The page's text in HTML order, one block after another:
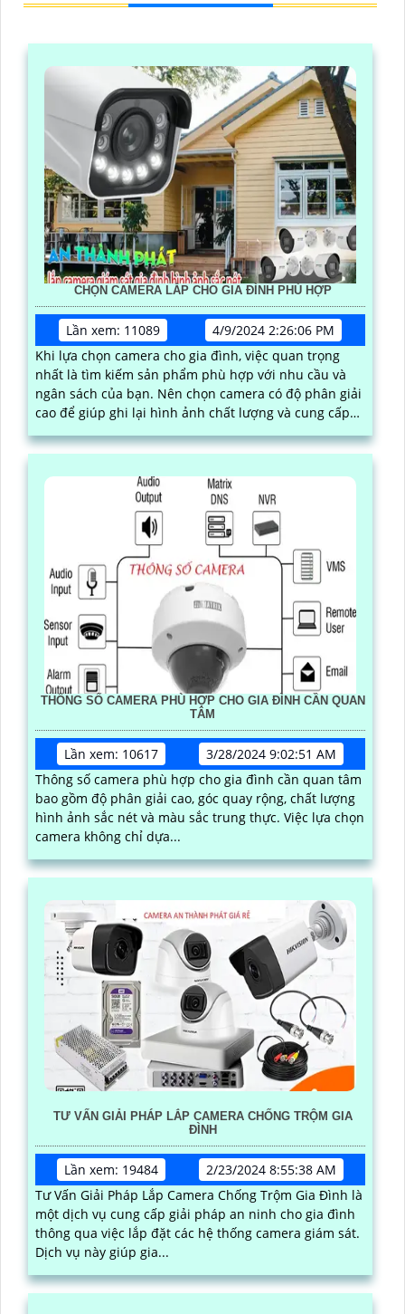
CHỌN CAMERA LẮP CHO GIA ĐÌNH PHÙ HỢP
Lần xem: 11089
4/9/2024 2:26:06 PM
Khi lựa chọn camera cho gia đình, việc quan trọng
nhất là tìm kiếm sản phẩm phù hợp với nhu cầu và
ngân sách của bạn. Nên chọn camera có độ phân giải
cao để giúp ghi lại hình ảnh chất lượng và cung cấp
đồng thời tính năng quan sát ban đêm
THÔNG SỐ CAMERA PHÙ HỢP CHO GIA ĐÌNH CẦN QUAN
TÂM
Lần xem: 10617
3/28/2024 9:02:51 AM
Thông số camera phù hợp cho gia đình cần quan tâm
bao gồm độ phân giải cao, góc quay rộng, chất lượng
hình ảnh sắc nét và màu sắc trung thực. Việc lựa chọn
camera không chỉ dựa...
TƯ VẤN GIẢI PHÁP LẮP CAMERA CHỐNG TRỘM GIA
ĐÌNH
Lần xem: 19484
2/23/2024 8:55:38 AM
Tư Vấn Giải Pháp Lắp Camera Chống Trộm Gia Đình là
một dịch vụ cung cấp giải pháp an ninh cho gia đình
thông qua việc lắp đặt các hệ thống camera giám sát.
Dịch vụ này giúp gia...